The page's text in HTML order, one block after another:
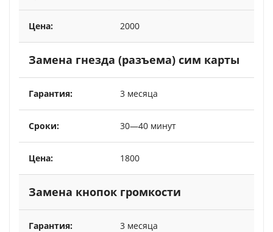
2000
Замена гнезда (разъема) сим карты
3 месяца
30—40 минут
1800
Замена кнопок громкости
3 месяца